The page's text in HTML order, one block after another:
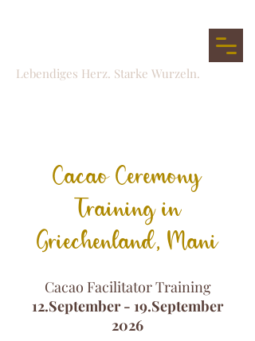
Lebendiges Herz. Starke Wurzeln.
Cacao Ceremony
Training in
Griechenland, Mani
Cacao Facilitator Training
12.September - 19.September
2026